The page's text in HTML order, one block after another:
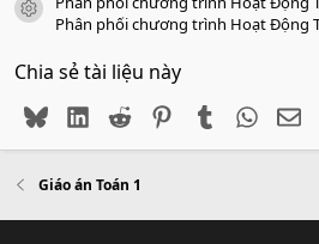
icon tài liệu
Phân phối chương trình Hoạt Động
Chia sẻ tài liệu này
BlueskyLinkedIn
Reddit PinterestTumblr
Giáo án Toán 1